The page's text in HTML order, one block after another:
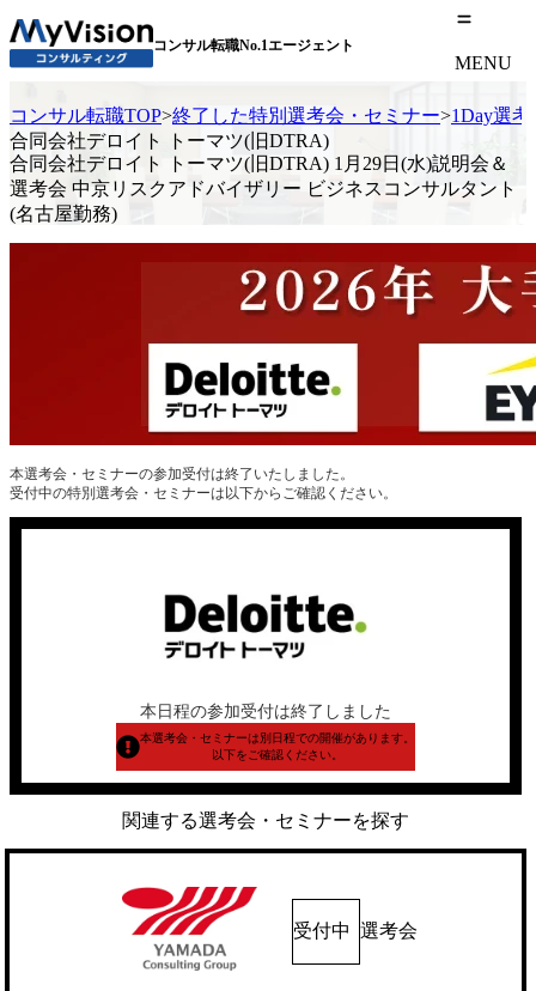
コンサル転職No.1エージェント
MENU
コンサル転職TOP>終了した特別選考会・セミナー>1Day選考
合同会社デロイト トーマツ(旧DTRA)
合同会社デロイト トーマツ(旧DTRA) 1月29日(水)説明会＆
選考会 中京リスクアドバイザリー ビジネスコンサルタント
(名古屋勤務)
本選考会・セミナーの参加受付は終了いたしました。
受付中の特別選考会・セミナーは以下からご確認ください。
本日程の参加受付は終了しました
本選考会・セミナーは別日程での開催があります。
以下をご確認ください。
関連する選考会・セミナーを探す
受付中 選考会